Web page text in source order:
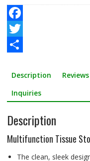
F
a
o
k
T
e
r
e
Description
Inquiries
Description
Multifunction Tissue
The clean, sleek